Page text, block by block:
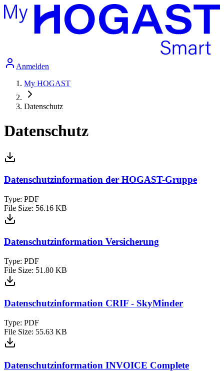
Anmelden
My HOGAST
Datenschutz
Datenschutz
Datenschutzinformation der HOGAST-Gruppe
Type: PDF
File Size: 56.16 KB
Datenschutzinformation Versicherung
Type: PDF
File Size: 51.80 KB
Datenschutzinformation CRIF - SkyMinder
Type: PDF
File Size: 55.63 KB
Datenschutzinformation INVOICE Complete